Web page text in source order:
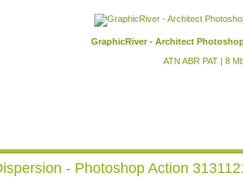
GraphicRiver - Architect
ATN ABR PAT | 8
- Photoshop Action